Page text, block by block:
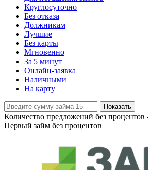
Круглосуточно
Без отказа
Должникам
Лучшие
Без карты
Мгновенно
За 5 минут
Онлайн-заявка
Наличными
На карту
Показать
Количество предложений без процентов
Первый займ без процентов